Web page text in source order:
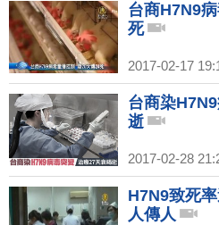
台商H7N9
死
2017-02-17
台商染
逝
2017-02-28
H7N9致死
人傳人